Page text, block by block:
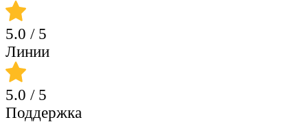
5.0 / 5
Линии
5.0 / 5
Поддержка